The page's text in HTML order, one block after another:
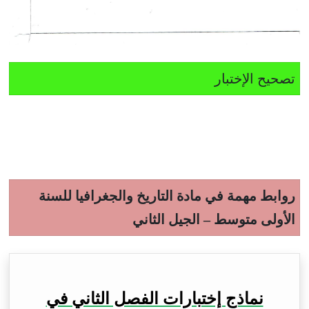
تصحيح الإختبار
روابط مهمة في مادة التاريخ والجغرافيا للسنة
الأولى متوسط – الجيل الثاني
نماذج إختبارات الفصل الثاني في